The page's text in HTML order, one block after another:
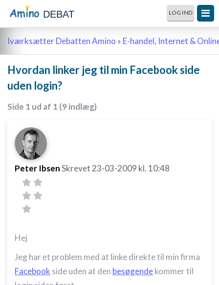
DEBAT LOG IND
Iværksætter Debatten Amino » E-handel, Internet &
Hvordan linker jeg til min Facebook side
uden login?
Side 1 ud af 1 (9 indlæg)
Peter IbsenSkrevet 23-03-2009 kl. 10:48
Hej
Jeg har et problem med at linke direkte til min firma
Facebook side uden at den besøgendekommer til